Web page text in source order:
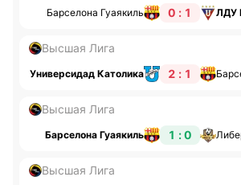
Барселона Гуаякиль 0 : 1 ЛДУ
Высшая Лига
Универсидад Католика 2 : 1
Высшая Лига
Барселона Гуаякиль 1 : 0
Высшая Лига